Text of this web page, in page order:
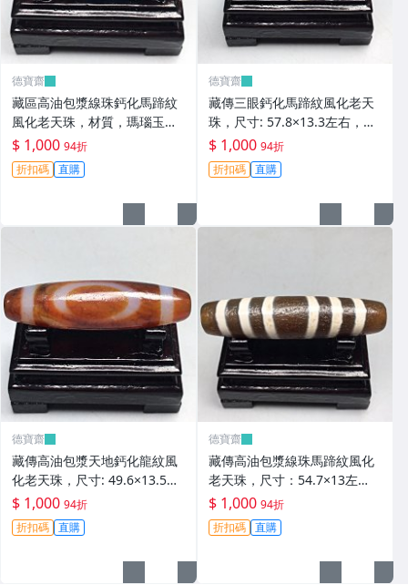
德寶齋
藏區高油包漿線珠鈣化馬蹄紋
風化老天珠，材質，瑪瑙玉
髓，尺寸：49.4×13左 天珠 瑪
瑙 硃砂【德寶齋】408
$ 1,000 94折
折扣碼 直購
德寶齋
藏傳三眼鈣化馬蹄紋風化老天
珠，尺寸: 57.8×13.3左右，材
質：瑪瑙，玉髓， 天珠 瑪瑙
硃砂【德寶齋】407
$ 1,000 94折
折扣碼 直購
德寶齋
藏傳高油包漿天地鈣化龍紋風
化老天珠，尺寸: 49.6×13.5左
右，材質：瑪瑙， 天珠 瑪瑙
硃砂【德寶齋】406
$ 1,000 94折
折扣碼 直購
德寶齋
藏傳高油包漿線珠馬蹄紋風化
老天珠，尺寸：54.7×13左
右，材質：瑪瑙，玉髓 天珠 瑪
瑙 硃砂【德寶齋】405
$ 1,000 94折
折扣碼 直購